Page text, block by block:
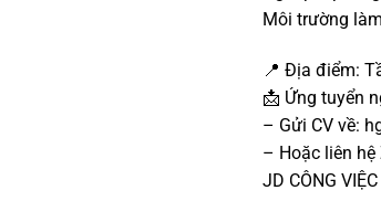
Môi trường
📍 Địa điểm:
📩 Ứng tuyển
– Gửi CV về:
– Hoặc liên
JD CÔNG